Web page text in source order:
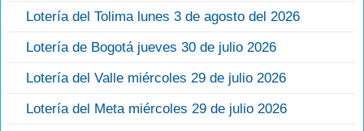
Lotería del Tolima lunes 3 de agosto del 2026
Lotería de Bogotá jueves 30 de julio 2026
Lotería del Valle miércoles 29 de julio 2026
Lotería del Meta miércoles 29 de julio 2026